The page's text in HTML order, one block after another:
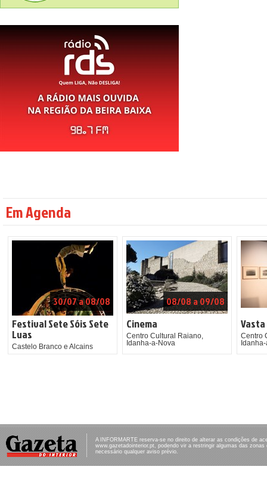
Em Agenda
30/07 a 08/08
Festival Sete Sóis Sete
Luas
Castelo Branco e Alcains
08/08 a 09/08
Cinema
Centro Cultural Raiano,
Idanha-a-Nova
Centro
A INFORMARTE reserva-se no direito de alterar as condições de
www.gazetadointerior.pt, podendo vir a restringir algumas das
necessário qualquer aviso prévio.